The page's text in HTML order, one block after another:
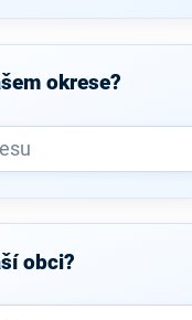
okrese?
obci?